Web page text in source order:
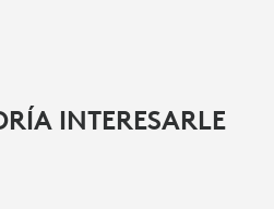
INTERESARLE